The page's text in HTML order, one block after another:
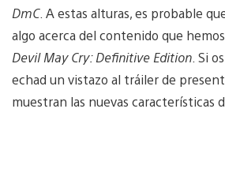
DmC. A estas alturas, es probable
algo acerca del contenido que
Devil May Cry: Definitive Edition . Si
echad un vistazo al tráiler de
muestran las nuevas características